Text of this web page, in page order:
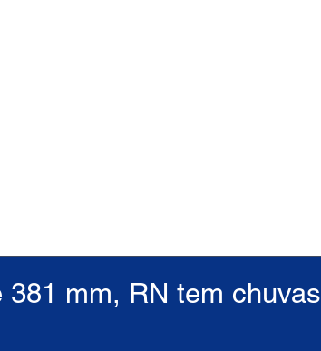
mm, RN tem chuvas